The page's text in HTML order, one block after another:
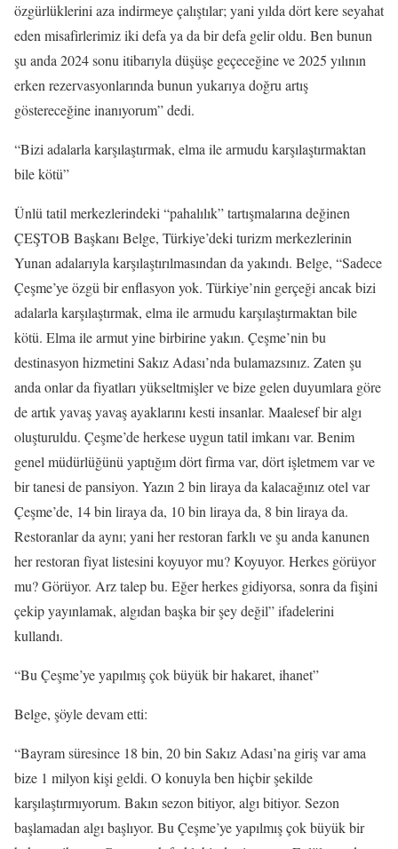
özgürlüklerini aza indirmeye çalıştılar; yani yılda dört kere seyahat
eden misafirlerimiz iki defa ya da bir defa gelir oldu. Ben bunun
şu anda 2024 sonu itibarıyla düşüşe geçeceğine ve 2025 yılının
erken rezervasyonlarında bunun yukarıya doğru artış
göstereceğine inanıyorum” dedi.
“Bizi adalarla karşılaştırmak, elma ile armudu karşılaştırmaktan
bile kötü”
Ünlü tatil merkezlerindeki “pahalılık” tartışmalarına değinen
ÇEŞTOB Başkanı Belge, Türkiye’deki turizm merkezlerinin
Yunan adalarıyla karşılaştırılmasından da yakındı. Belge, “Sadece
Çeşme’ye özgü bir enflasyon yok. Türkiye’nin gerçeği ancak bizi
adalarla karşılaştırmak, elma ile armudu karşılaştırmaktan bile
kötü. Elma ile armut yine birbirine yakın. Çeşme’nin bu
destinasyon hizmetini Sakız Adası’nda bulamazsınız. Zaten şu
anda onlar da fiyatları yükseltmişler ve bize gelen duyumlara göre
de artık yavaş yavaş ayaklarını kesti insanlar. Maalesef bir algı
oluşturuldu. Çeşme’de herkese uygun tatil imkanı var. Benim
genel müdürlüğünü yaptığım dört firma var, dört işletmem var ve
bir tanesi de pansiyon. Yazın 2 bin liraya da kalacağınız otel var
Çeşme’de, 14 bin liraya da, 10 bin liraya da, 8 bin liraya da.
Restoranlar da aynı; yani her restoran farklı ve şu anda kanunen
her restoran fiyat listesini koyuyor mu? Koyuyor. Herkes görüyor
mu? Görüyor. Arz talep bu. Eğer herkes gidiyorsa, sonra da fişini
çekip yayınlamak, algıdan başka bir şey değil” ifadelerini
kullandı.
“Bu Çeşme’ye yapılmış çok büyük bir hakaret, ihanet”
Belge, şöyle devam etti:
“Bayram süresince 18 bin, 20 bin Sakız Adası’na giriş var ama
bize 1 milyon kişi geldi. O konuyla ben hiçbir şekilde
karşılaştırmıyorum. Bakın sezon bitiyor, algı bitiyor. Sezon
başlamadan algı başlıyor. Bu Çeşme’ye yapılmış çok büyük bir